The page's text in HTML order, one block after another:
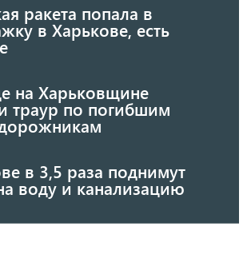
ракета попала в
в Харькове, есть
на Харьковщине
траур по погибшим
в 3,5 раза поднимут
воду и канализацию